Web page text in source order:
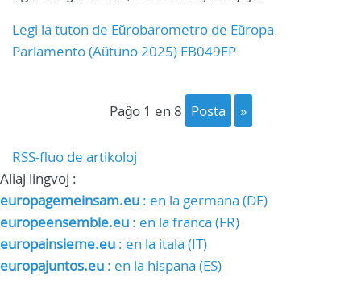
Legi la tuton de Eŭrobarometro de Eŭropa
Parlamento (Aŭtuno 2025) EB049EP
paĝo 1 en 8 posta »
RSS-fluo de artikoloj
Aliaj lingvoj :
europagemeinsam.eu : en la germana (DE)
europeensemble.eu : en la franca (FR)
europainsieme.eu : en la itala (IT)
europajuntos.eu : en la hispana (ES)